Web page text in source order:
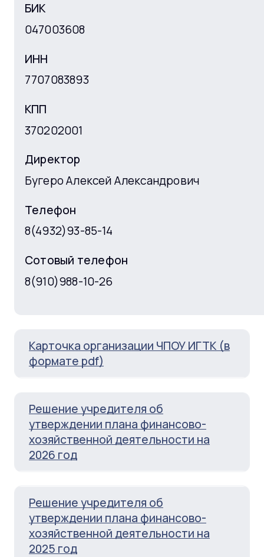
БИК
047003608
ИНН
7707083893
КПП
370202001
Директор
Бугеро Алексей Александрович
Телефон
8(4932)93-85-14
Сотовый телефон
8(910)988-10-26
Карточка организации ЧПОУ ИГТК (в
формате pdf)
Решение учредителя об
утверждении плана финансово-
хозяйственной деятельности на
2026 год
Решение учредителя об
утверждении плана финансово-
хозяйственной деятельности на
2025 год